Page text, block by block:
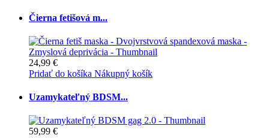
Čierna fetišová m...
24,99 €
Pridať do košíka Nákupný košík
Uzamykateľný BDSM...
59,99 €